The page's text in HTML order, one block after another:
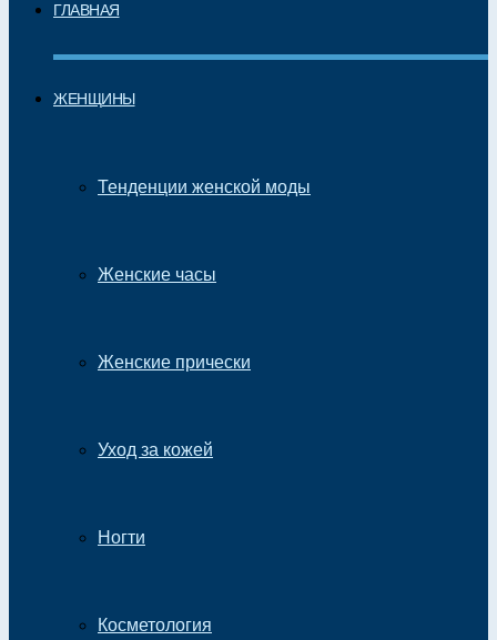
ГЛАВНАЯ
ЖЕНЩИНЫ
Тенденции женской моды
Женские часы
Женские прически
Уход за кожей
Ногти
Косметология